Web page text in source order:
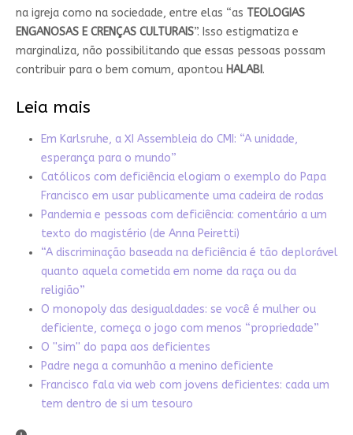
na igreja como na sociedade, entre elas “as TEOLOGIAS
ENGANOSAS E CRENÇAS CULTURAIS”. Isso estigmatiza e
marginaliza, não possibilitando que essas pessoas possam
contribuir para o bem comum, apontou HALABI.
Leia mais
Em Karlsruhe, a XI Assembleia do CMI: “A unidade,
esperança para o mundo”
Católicos com deficiência elogiam o exemplo do Papa
Francisco em usar publicamente uma cadeira de rodas
Pandemia e pessoas com deficiência: comentário a um
texto do magistério (de Anna Peiretti)
“A discriminação baseada na deficiência é tão deplorável
quanto aquela cometida em nome da raça ou da
religião”
O monopoly das desigualdades: se você é mulher ou
deficiente, começa o jogo com menos “propriedade”
O ''sim'' do papa aos deficientes
Padre nega a comunhão a menino deficiente
Francisco fala via web com jovens deficientes: cada um
tem dentro de si um tesouro